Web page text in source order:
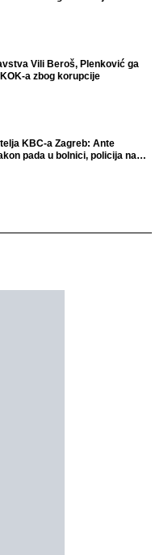
Vili Beroš, Plenković ga
a zbog korupcije
KBC-a Zagreb: Ante
pada u bolnici, policija na